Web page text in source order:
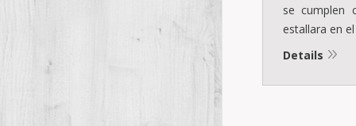
se cumplen
estallara en
Details